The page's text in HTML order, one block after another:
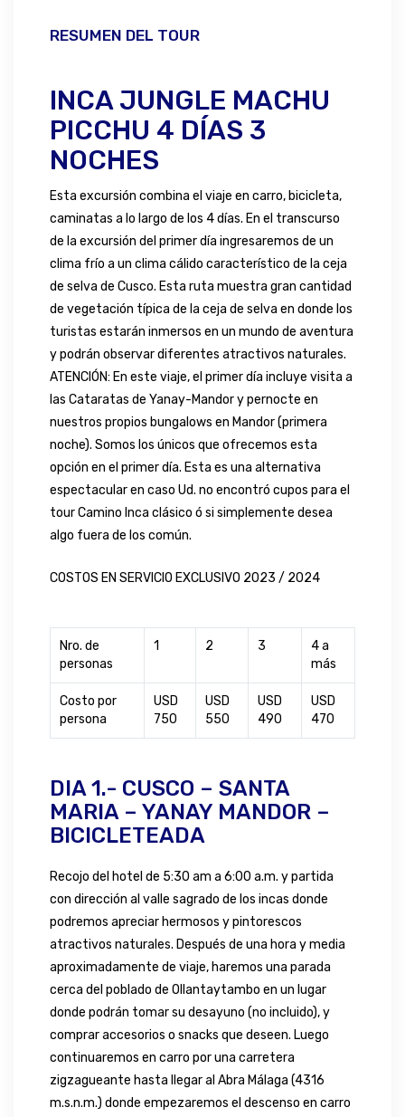
RESUMEN DEL TOUR
INCA JUNGLE MACHU
PICCHU 4 DÍAS 3
NOCHES
Esta excursión combina el viaje en carro, bicicleta,
caminatas a lo largo de los 4 días. En el transcurso
de la excursión del primer día ingresaremos de un
clima frío a un clima cálido característico de la ceja
de selva de Cusco. Esta ruta muestra gran cantidad
de vegetación típica de la ceja de selva en donde los
turistas estarán inmersos en un mundo de aventura
y podrán observar diferentes atractivos naturales.
ATENCIÓN: En este viaje, el primer día incluye visita a
las Cataratas de Yanay-Mandor y pernocte en
nuestros propios bungalows en Mandor (primera
noche). Somos los únicos que ofrecemos esta
opción en el primer día. Esta es una alternativa
espectacular en caso Ud. no encontró cupos para el
tourCamino Inca clásico ó si simplemente desea
algo fuera de los común.
COSTOS EN SERVICIO EXCLUSIVO 2023 / 2024
Nro. de
personas
1 2 3
4 a
más
Costo por
persona
USD
750
USD
550
USD
490
USD
470
DIA 1.- CUSCO – SANTA
MARIA – YANAY MANDOR –
BICICLETEADA
Recojo del hotel de 5:30 am a 6:00 a.m. y partida
con dirección al valle sagrado de los incas donde
podremos apreciar hermosos y pintorescos
atractivos naturales. Después de una hora y media
aproximadamente de viaje, haremos una parada
cerca del poblado de Ollantaytambo en un lugar
donde podrán tomar su desayuno (no incluido), y
comprar accesorios o snacks que deseen. Luego
continuaremos en carro por una carretera
zigzagueante hasta llegar al Abra Málaga (4316
m.s.n.m.) donde empezaremos el descenso en carro